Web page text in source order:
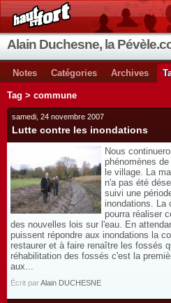
Alain Duchesne, la
Notes Catégories Archives
Tag > commune
samedi, 24 novembre 2007
Lutte contre les inondations
Nous
phénomènes
le village. La
n'a pas été
suivi une
inondations. La
pourra réaliser
des nouvelles lois sur l'eau. En
puissent répondre aux inondations la
restaurer et à faire renaître les fossés
réhabilitation des fossés c'est la
aux...
Écrit parAlain DUCHESNE